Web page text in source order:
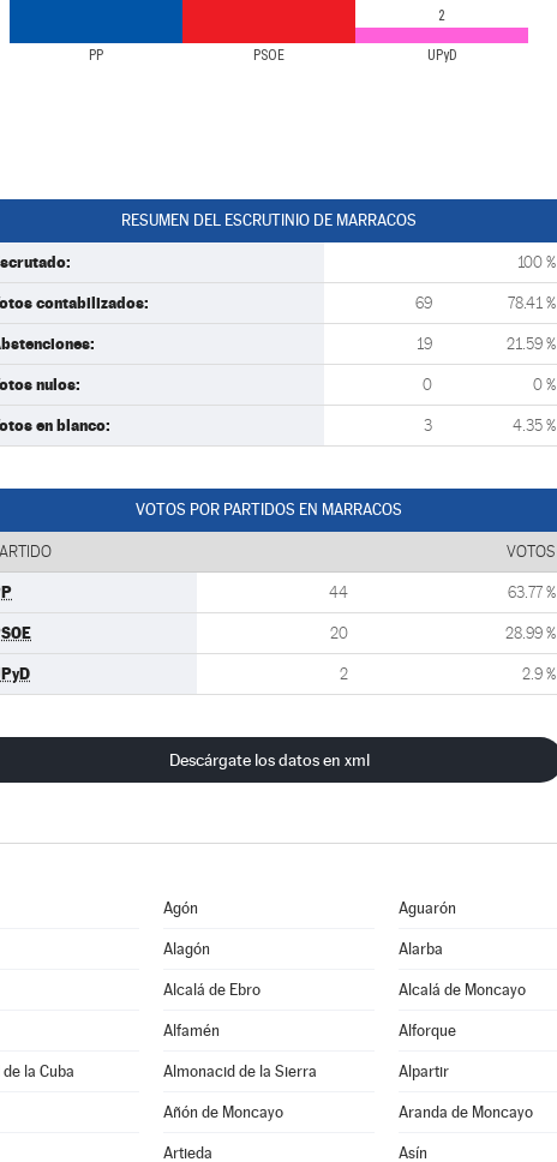
PP PSOE UPyD
2
RESUMEN DEL ESCRUTINIO DE MARRACOS
100 %
contabilizados: 69 78.41 %
19 21.59 %
nulos: 0 0 %
en blanco: 3 4.35 %
VOTOS POR PARTIDOS EN MARRACOS
VOTOS
44 63.77 %
20 28.99 %
2 2.9 %
Descárgate los datos en xml
Agón Aguarón
Alagón Alarba
Alcalá de Ebro Alcalá de Moncayo
Alfamén Alforque
la Cuba Almonacid de la Sierra Alpartir
Añón de Moncayo Aranda de Moncayo
Artieda Asín